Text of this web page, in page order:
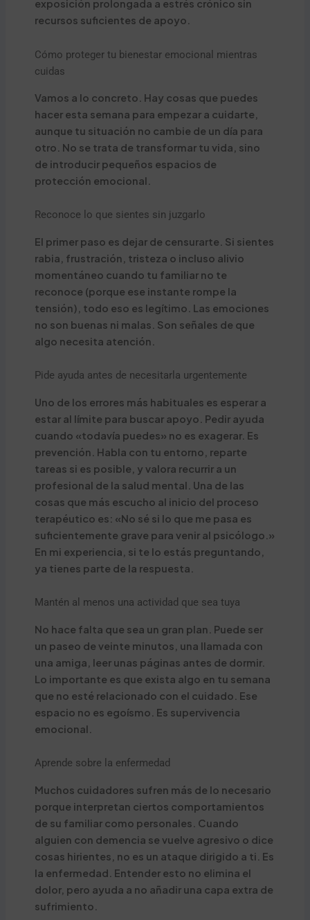
exposición prolongada a estrés crónico sin
recursos suficientes de apoyo.
Cómo proteger tu bienestar emocional mientras
cuidas
Vamos a lo concreto. Hay cosas que puedes
hacer esta semana para empezar a cuidarte,
aunque tu situación no cambie de un día para
otro. No se trata de transformar tu vida, sino
de introducir pequeños espacios de
protección emocional.
Reconoce lo que sientes sin juzgarlo
El primer paso es dejar de censurarte. Si sientes
rabia, frustración, tristeza o incluso alivio
momentáneo cuando tu familiar no te
reconoce (porque ese instante rompe la
tensión), todo eso es legítimo. Las emociones
no son buenas ni malas. Son señales de que
algo necesita atención.
Pide ayuda antes de necesitarla urgentemente
Uno de los errores más habituales es esperar a
estar al límite para buscar apoyo. Pedir ayuda
cuando «todavía puedes» no es exagerar. Es
prevención. Habla con tu entorno, reparte
tareas si es posible, y valora recurrir a un
profesional de la salud mental. Una de las
cosas que más escucho al inicio del proceso
terapéutico es: «No sé si lo que me pasa es
suficientemente grave para venir al psicólogo.»
En mi experiencia, si te lo estás preguntando,
ya tienes parte de la respuesta.
Mantén al menos una actividad que sea tuya
No hace falta que sea un gran plan. Puede ser
un paseo de veinte minutos, una llamada con
una amiga, leer unas páginas antes de dormir.
Lo importante es que exista algo en tu semana
que no esté relacionado con el cuidado. Ese
espacio no es egoísmo. Es supervivencia
emocional.
Aprende sobre la enfermedad
Muchos cuidadores sufren más de lo necesario
porque interpretan ciertos comportamientos
de su familiar como personales. Cuando
alguien con demencia se vuelve agresivo o dice
cosas hirientes, no es un ataque dirigido a ti. Es
la enfermedad. Entender esto no elimina el
dolor, pero ayuda a no añadir una capa extra de
sufrimiento.